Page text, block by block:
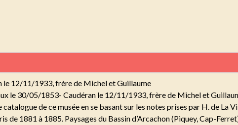
12/11/1933, frère de Michel et Guillaume
le 30/05/1853- Caudéran le 12/11/1933, frère de Michel et
de ce musée en se basant sur les notes prises par H. de
de 1881 à 1885. Paysages du Bassin d’Arcachon (Piquey, Cap-